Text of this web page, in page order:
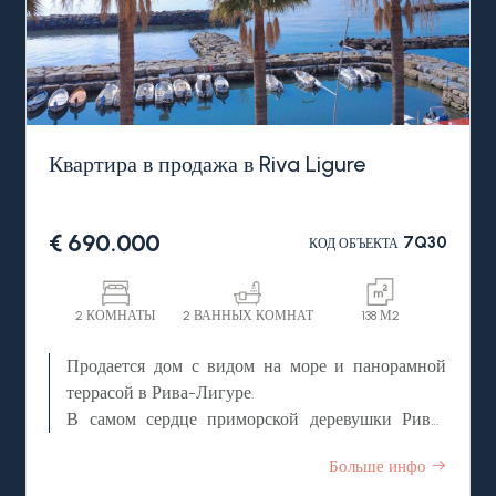
гостиной со встроенной кухней, спальни, ванной
комнаты и террасы, плавно переходящий в сад.
Выгодная инвестиция в недорогую, доходную
недвижимость у моря и пляжей в Италии,
Лигурия, Чипресса (провинция Империя).
Квартира в продажа в Riva Ligure
€ 690.000 КОД ОБЪЕКТА7Q30
2 КОМНАТЫ 2 ВАННЫХ КОМНАТ 138 М2
Продается дом с видом на море и панорамной
террасой в Рива-Лигуре.
В самом сердце приморской деревушки Рива-
шагах от пляжей, продается элегантный
Больше инфо